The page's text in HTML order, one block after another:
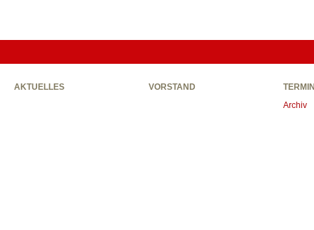
AKTUELLES VORSTAND
Archiv